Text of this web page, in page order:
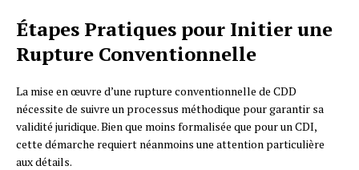
Étapes Pratiques pour Initier une
Rupture Conventionnelle
La mise en œuvre d’une rupture conventionnelle de CDD
nécessite de suivre un processus méthodique pour garantir sa
validité juridique. Bien que moins formalisée que pour un CDI,
cette démarche requiert néanmoins une attention particulière
aux détails.